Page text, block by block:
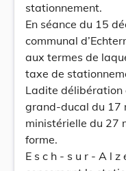
stationnement.
En séance du 15
communal
aux termes de
taxe de
Ladite
grand-ducal du 17
ministérielle du 27
forme.
E s c h - s u r - A l